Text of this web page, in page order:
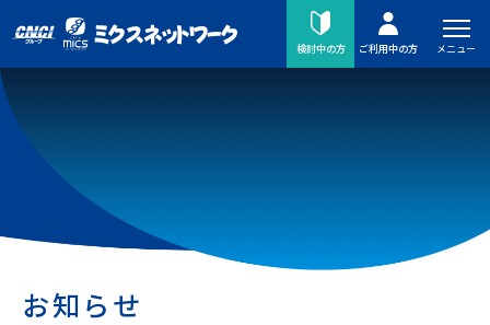
検討中の方 ご利用中の方 メニュー
お知らせ